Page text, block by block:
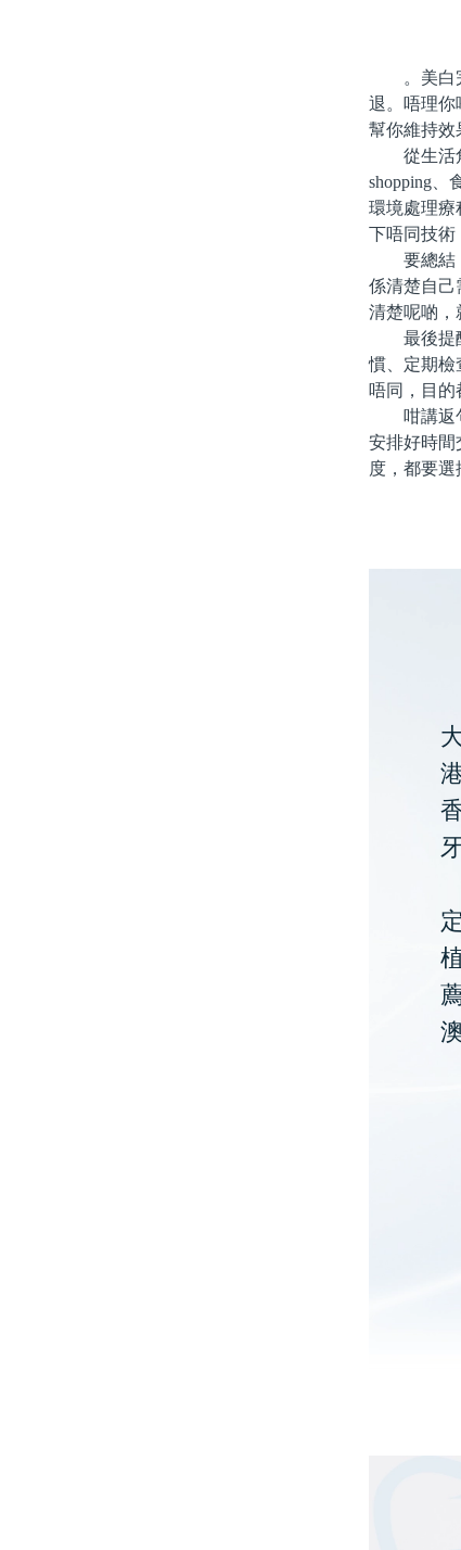
。美白完
退。唔理你
幫你維持效
從生活角
shopping、
環境處理療
下唔同技
要總結，
係清楚自
清楚呢啲，
最後提醒
慣、定期檢
唔同，目
咁講返句
安排好時間
度，都要選